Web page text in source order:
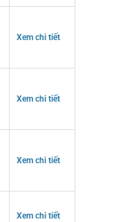
Xem chi tiết
Xem chi tiết
Xem chi tiết
Xem chi tiết